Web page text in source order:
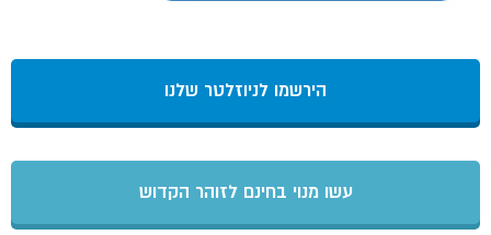
הירשמו לניוזלטר שלנו
עשו מנוי בחינם לזוהר הקדוש